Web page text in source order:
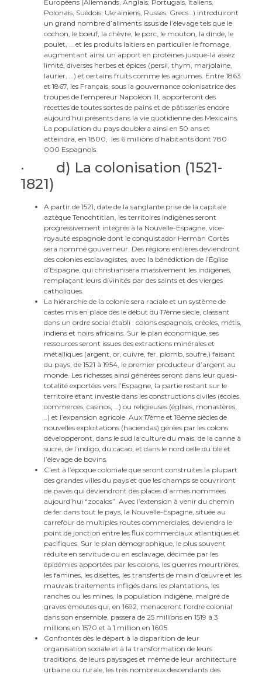
Européens (Allemands, Anglais, Portugais, Italiens,
Polonais, Suédois, Ukrainiens, Russes, Grecs…) introduiront
un grand nombre d’aliments issus de l’élevage tels que le
cochon, le bœuf, la chèvre, le porc, le mouton, la dinde, le
poulet, … et les produits laitiers en particulier le fromage,
augmentant ainsi un apport en protéines jusque-là assez
limité, diverses herbes et épices (persil, thym, marjolaine,
laurier, …) et certains fruits comme les agrumes. Entre 1863
et 1867, les Français, sous la gouvernance colonisatrice des
troupes de l’empereur Napoléon III, apporteront des
recettes de toutes sortes de pains et de pâtisseries encore
aujourd’hui présents dans la vie quotidienne des Mexicains.
La population du pays doublera ainsi en 50 ans et
atteindra, en 1800, les 6 millions d’habitants dont 780
000 Espagnols.
· d) La colonisation (1521-
1821)
A partir de 1521, date de la sanglante prise de la capitale
aztèque Tenochtitlan, les territoires indigènes seront
progressivement intégrés à la Nouvelle-Espagne, vice-
royauté espagnole dont le conquistador Hermàn Cortès
sera nommé gouverneur. Des régions entières deviendront
des colonies esclavagistes, avec la bénédiction de l’Église
d’Espagne, qui christianisera massivement les indigènes,
remplaçant leurs divinités par des saints et des vierges
catholiques.
La hiérarchie de la colonie sera raciale et un système de
castes mis en place dès le début du 17ème siècle, classant
dans un ordre social établi : colons espagnols, créoles, métis,
indiens et noirs africains. Sur le plan économique, ses
ressources seront issues des extractions minérales et
métalliques (argent, or, cuivre, fer, plomb, soufre,) faisant
du pays, de 1521 à 1954, le premier producteur d’argent au
monde. Les richesses ainsi générées seront dans leur quasi-
totalité exportées vers l’Espagne, la partie restant sur le
territoire étant investie dans les constructions civiles (écoles,
commerces, casinos, …) ou religieuses (églises, monastères,
..) et l’expansion agricole. Aux 17ème et 18ème siècles de
nouvelles exploitations (haciendas) gérées par les colons
développeront, dans le sud la culture du maïs, de la canne à
sucre, de l’indigo, du cacao, et dans le nord celle du blé et
l’élevage de bovins.
C’est à l’époque coloniale que seront construites la plupart
des grandes villes du pays et que les champs se couvriront
de pavés qui deviendront des places d’armes nommées
aujourd’hui “zocalos”. Avec l’extension à venir du chemin
de fer dans tout le pays, la Nouvelle-Espagne, située au
carrefour de multiples routes commerciales, deviendra le
point de jonction entre les flux commerciaux atlantiques et
pacifiques. Sur le plan démographique, le plus souvent
réduite en servitude ou en esclavage, décimée par les
épidémies apportées par les colons, les guerres meurtrières,
les famines, les disettes, les transferts de main d’œuvre et les
mauvais traitements infligés dans les plantations, les
ranches ou les mines, la population indigène, malgré de
graves émeutes qui, en 1692, menaceront l’ordre colonial
dans son ensemble, passera de 25 millions en 1519 à 3
millions en 1570 et à 1 million en 1605.
Confrontés dès le départ à la disparition de leur
organisation sociale et à la transformation de leurs
traditions, de leurs paysages et même de leur architecture
urbaine ou rurale, les très nombreux descendants des